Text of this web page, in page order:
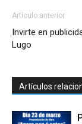
Artículo anterior
Invirte en
Lugo
Artículos